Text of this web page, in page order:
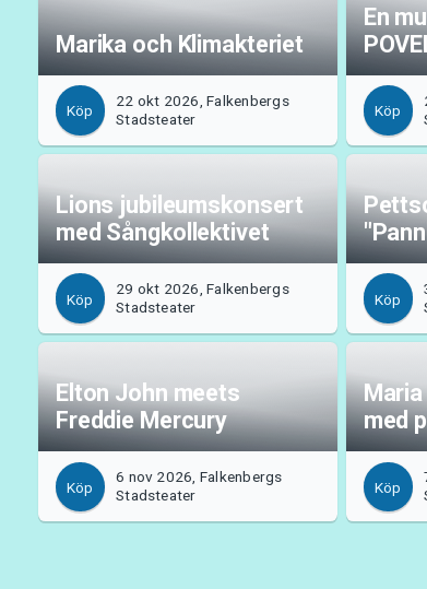
Marika och Klimakteriet
Köp
22 okt 2026, Falkenbergs
Stadsteater
En
Köp
Lions jubileumskonsert
med Sångkollektivet
Köp
29 okt 2026, Falkenbergs
Stadsteater
Köp
Elton John meets
Freddie Mercury
Köp
6 nov 2026, Falkenbergs
Stadsteater
Maria
med
Köp